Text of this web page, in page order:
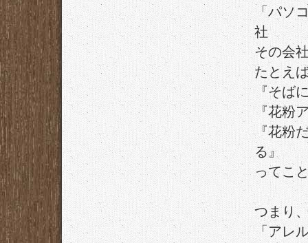
「パソ
社
その会
たとえ
『そば
『花粉
『花粉
る』
ってこ
つまり
「アレ